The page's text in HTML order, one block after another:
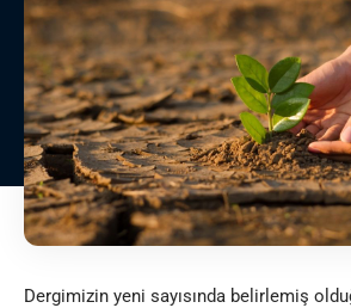
Dergimizin yeni sayısında belirlemiş